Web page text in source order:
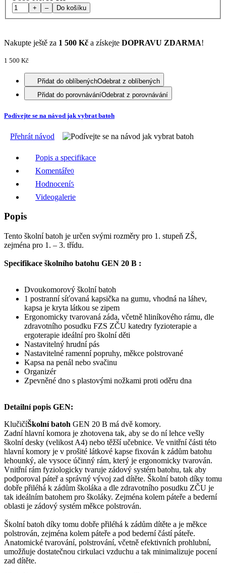
+ – Do košíku
Nakupte ještě za 1 500 Kč a získejte DOPRAVU ZDARMA!
1 500 Kč
Přidat do oblíbenýchOdebrat z oblíbených
Přidat do porovnáváníOdebrat z porovnávání
Podívejte se na návod jak vybrat batoh
Přehrát návod
Popis a specifikace
Komentáře0
Hodnocení5
Videogalerie
Popis
Tento školní batoh je určen svými rozměry pro 1. stupeň ZŠ,
zejména pro 1. – 3. třídu.
Specifikace školního batohu GEN 20 B :
Dvoukomorový školní batoh
1 postranní síťovaná kapsička na gumu, vhodná na láhev,
kapsa je kryta látkou se zipem
Ergonomicky tvarovaná záda, včetně hliníkového rámu, dle
zdravotního posudku FZS ZČU katedry fyzioterapie a
ergoterapie ideální pro školní děti
Nastavitelný hrudní pás
Nastavitelné ramenní popruhy, měkce polstrované
Kapsa na penál nebo svačinu
Organizér
Zpevněné dno s plastovými nožkami proti oděru dna
Detailní popis GEN:
KlučičíŠkolní batoh GEN 20 B má dvě komory.
Zadní hlavní komora je zhotovena tak, aby se do ní lehce vešly
školní desky (velikost A4) nebo těžší učebnice. Ve vnitřní části této
hlavní komory je v prošité látkové kapse fixován k zádům batohu
lehounký, ale vysoce účinný rám, který je ergonomicky tvarován.
Vnitřní rám fyziologicky tvaruje zádový systém batohu, tak aby
podporoval páteř a správný vývoj zad dítěte. Školní batoh díky tomu
dobře přiléhá k zádům školáka a dle zdravotního posudku ZČU je
tak ideálním batohem pro školáky. Zejména kolem páteře a bederní
oblasti je zádový systém měkce polstrován.
Školní batoh díky tomu dobře přiléhá k zádům dítěte a je měkce
polstrován, zejména kolem páteře a pod bederní částí páteře.
Anatomické tvarování, polstrování, včetně efektivních prohlubní,
umožňuje dostatečnou cirkulaci vzduchu a tak minimalizuje pocení
zad dítěte.